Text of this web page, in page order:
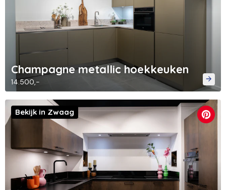
Champagne metallic hoekkeuken
14.500,-
Bekijk in Zwaag